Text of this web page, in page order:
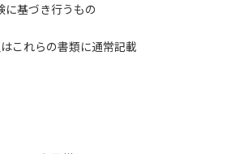
基づき行うもの
これらの書類に通常記載